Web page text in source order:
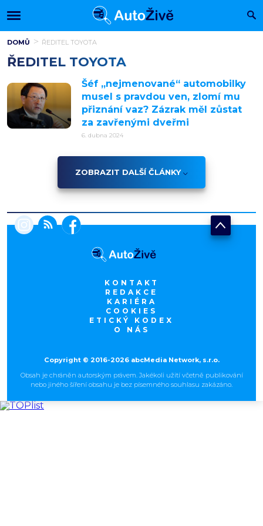
DOMŮ ŘEDITEL TOYOTA
ŘEDITEL TOYOTA
Šéf „nejmenované“ automobilky
musel s pravdou ven, zlomí mu
přiznání vaz? Zázrak měl zůstat
za zavřenými dveřmi
6. dubna 2024
ZOBRAZIT DALŠÍ ČLÁNKY
KONTAKT
REDAKCE
KARIÉRA
COOKIES
ETICKÝ KODEX
O NÁS
Copyright © 2016-2026 abcMedia Network, s.r.o.
Obsah je chráněn autorským právem. Jakékoli užití včetně publikování
nebo jiného šíření obsahu je bez písemného souhlasu zakázáno.